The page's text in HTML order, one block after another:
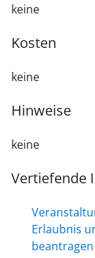
keine
Kosten
keine
Hinweise
keine
Vertiefende
Erlaubnis
beantragen